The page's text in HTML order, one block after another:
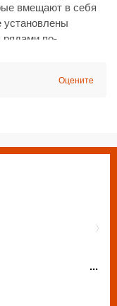
вмещают в себя
установлены
по-
себя
в «Беларуси» с
Оцените
...